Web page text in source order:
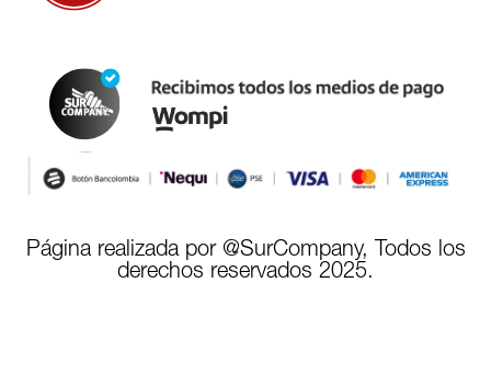
Página realizada por @SurCompany, Todos los
derechos reservados 2025.